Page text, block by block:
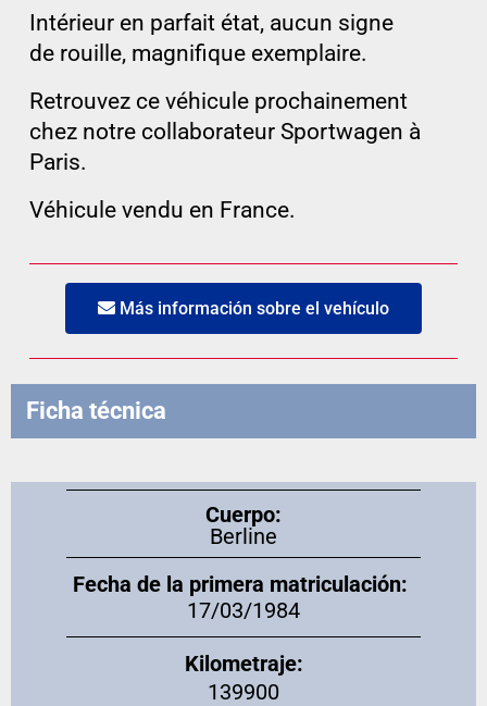
Intérieur en parfait état, aucun signe
de rouille, magnifique exemplaire.
Retrouvez ce véhicule prochainement
chez notre collaborateur Sportwagen à
Paris.
Véhicule vendu en France.
Más información sobre el vehículo
Ficha técnica
Cuerpo:
Berline
Fecha de la primera matriculación:
17/03/1984
Kilometraje:
139900